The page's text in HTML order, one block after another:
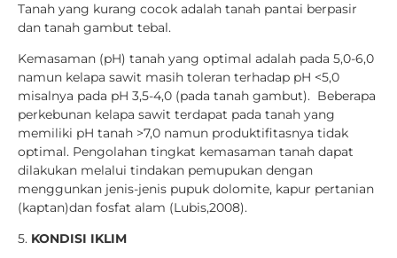
Tanah yang kurang cocok adalah tanah pantai berpasir
dan tanah gambut tebal.
Kemasaman (pH) tanah yang optimal adalah pada 5,0-6,0
namun kelapa sawit masih toleran terhadap pH <5,0
misalnya pada pH 3,5-4,0 (pada tanah gambut). Beberapa
perkebunan kelapa sawit terdapat pada tanah yang
memiliki pH tanah >7,0 namun produktifitasnya tidak
optimal. Pengolahan tingkat kemasaman tanah dapat
dilakukan melalui tindakan pemupukan dengan
menggunkan jenis-jenis pupuk dolomite, kapur pertanian
(kaptan)dan fosfat alam (Lubis,2008).
5. KONDISI IKLIM